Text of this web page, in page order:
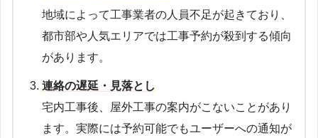
地域によって工事業者の人員不足が起きており、
都市部や人気エリアでは工事予約が殺到する傾向
があります。
連絡の遅延・見落とし
宅内工事後、屋外工事の案内がこないことがあり
ます。実際には予約可能でもユーザーへの通知が